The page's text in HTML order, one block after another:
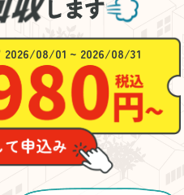
2026/08/01 ~ 2026/08/31